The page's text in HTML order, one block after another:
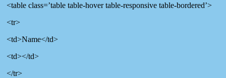
<table class=’table table-hover table-responsive table-bordered’>
<tr>
<td>Name</td>
<td></td>
</tr>